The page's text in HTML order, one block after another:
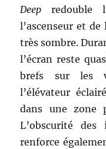
Deep redouble
l’ascenseur et
très sombre.
l’écran reste
brefs sur les
l’élévateur
dans une zone
L’obscurité
renforce